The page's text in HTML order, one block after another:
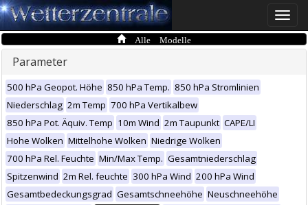
Toggle
Alle Modelle
Parameter
500 hPa Geopot. Höhe 850 hPa Temp. 850 hPa Stromlinien
Niederschlag 2m Temp 700 hPa Vertikalbew
850 hPa Pot. Äquiv. Temp 10m Wind 2m Taupunkt CAPE/LI
Hohe Wolken Mittelhohe Wolken Niedrige Wolken
700 hPa Rel. Feuchte Min/Max Temp. Gesamtniederschlag
Spitzenwind 2m Rel. feuchte 300 hPa Wind 200 hPa Wind
Gesamtbedeckungsgrad Gesamtschneehöhe Neuschneehöhe